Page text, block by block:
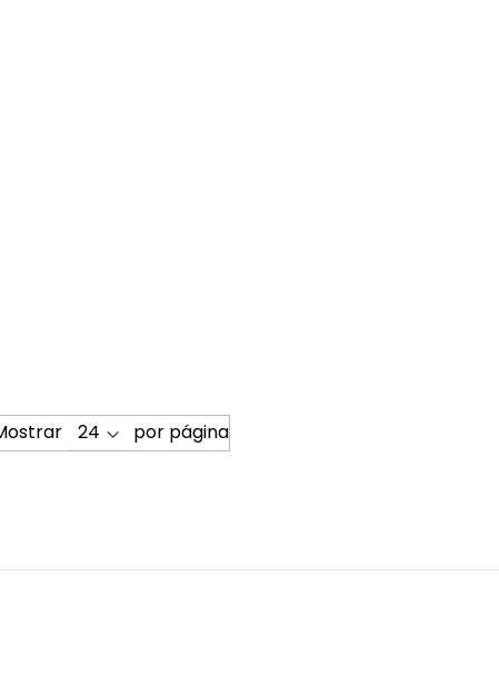
por página